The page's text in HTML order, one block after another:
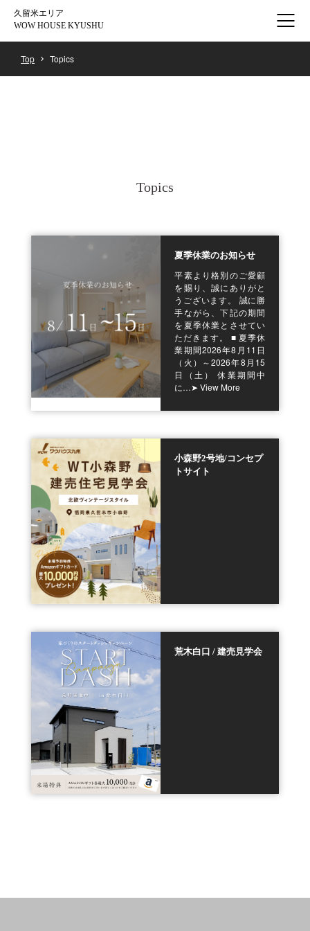
久留米エリア
WOW HOUSE KYUSHU
Top Topics
Topics
夏季休業のお知らせ
平素より格別のご愛顧
を賜り、誠にありがと
うございます。 誠に勝
手ながら、下記の期間
を夏季休業とさせてい
ただきます。 ■ 夏季休
業期間2026年8月11日
（火）～2026年8月15
日（土） 休業期間中
に…➤ View More
小森野2号地/コンセプ
トサイト
荒木白口 / 建売見学会